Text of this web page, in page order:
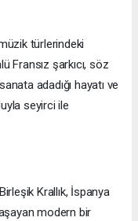
türlerindeki
Fransız şarkıcı, söz
adadığı hayatı ve
seyirci ile
Krallık, İspanya
modern bir